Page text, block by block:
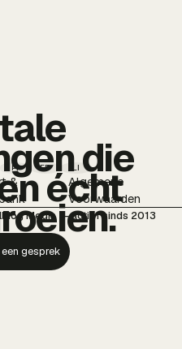
PI FB LI
&
Algemene
Voorwaarden
Media — actief sinds 2013
die
écht
gesprek